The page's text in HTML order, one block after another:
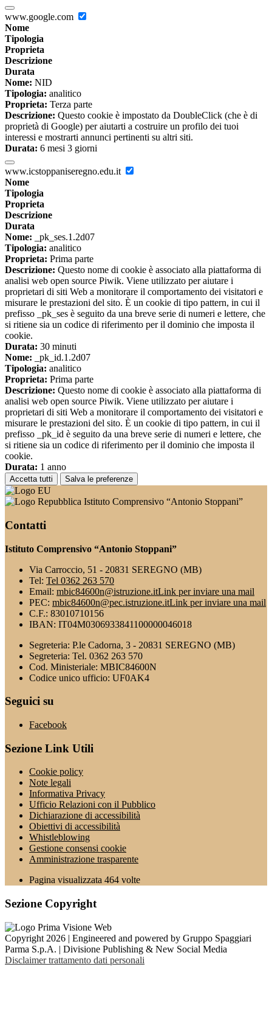
www.google.com
Nome
Tipologia
Proprieta
Descrizione
Durata
Nome: NID
Tipologia: analitico
Proprieta: Terza parte
Descrizione: Questo cookie è impostato da DoubleClick (che è di
proprietà di Google) per aiutarti a costruire un profilo dei tuoi
interessi e mostrarti annunci pertinenti su altri siti.
Durata: 6 mesi 3 giorni
www.icstoppaniseregno.edu.it
Nome
Tipologia
Proprieta
Descrizione
Durata
Nome: _pk_ses.1.2d07
Tipologia: analitico
Proprieta: Prima parte
Descrizione: Questo nome di cookie è associato alla piattaforma di
analisi web open source Piwik. Viene utilizzato per aiutare i
proprietari di siti Web a monitorare il comportamento dei visitatori e
misurare le prestazioni del sito. È un cookie di tipo pattern, in cui il
prefisso _pk_ses è seguito da una breve serie di numeri e lettere, che
si ritiene sia un codice di riferimento per il dominio che imposta il
cookie.
Durata: 30 minuti
Nome: _pk_id.1.2d07
Tipologia: analitico
Proprieta: Prima parte
Descrizione: Questo nome di cookie è associato alla piattaforma di
analisi web open source Piwik. Viene utilizzato per aiutare i
proprietari di siti Web a monitorare il comportamento dei visitatori e
misurare le prestazioni del sito. È un cookie di tipo pattern, in cui il
prefisso _pk_id è seguito da una breve serie di numeri e lettere, che
si ritiene sia un codice di riferimento per il dominio che imposta il
cookie.
Durata: 1 anno
Accetta tutti Salva le preferenze
Istituto Comprensivo “Antonio Stoppani”
Contatti
Istituto Comprensivo “Antonio Stoppani”
Via Carroccio, 51 - 20831 SEREGNO (MB)
Tel: Tel 0362 263 570
Email: mbic84600n@istruzione.itLink per inviare una mail
PEC: mbic84600n@pec.istruzione.itLink per inviare una mail
C.F.: 83010710156
IBAN: IT04M0306933841100000046018
Segreteria: P.le Cadorna, 3 - 20831 SEREGNO (MB)
Segreteria: Tel. 0362 263 570
Cod. Ministeriale: MBIC84600N
Codice unico ufficio: UF0AK4
Seguici su
Facebook
Sezione Link Utili
Cookie policy
Note legali
Informativa Privacy
Ufficio Relazioni con il Pubblico
Dichiarazione di accessibilità
Obiettivi di accessibilità
Whistleblowing
Gestione consensi cookie
Amministrazione trasparente
Pagina visualizzata 464 volte
Sezione Copyright
Copyright 2026 | Engineered and powered by Gruppo Spaggiari
Parma S.p.A. | Divisione Publishing & New Social Media
Disclaimer trattamento dati personali